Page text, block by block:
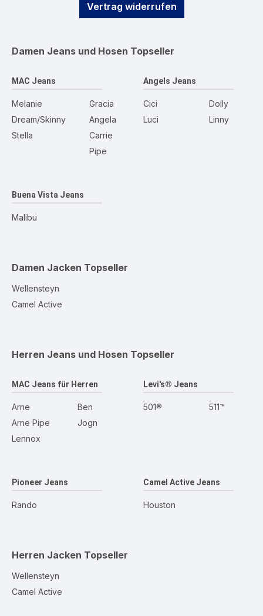
Vertrag widerrufen
Damen Jeans und Hosen Topseller
MAC Jeans
Melanie
Dream/Skinny
Stella
Gracia
Angela
Carrie
Pipe
Angels Jeans
Cici
Luci
Dolly
Linny
Buena Vista Jeans
Malibu
Damen Jacken Topseller
Wellensteyn
Camel Active
Herren Jeans und Hosen Topseller
MAC Jeans für Herren
Arne
Arne Pipe
Lennox
Ben
Jogn
Levi's® Jeans
501® 511™
Pioneer Jeans
Rando
Camel Active Jeans
Houston
Herren Jacken Topseller
Wellensteyn
Camel Active